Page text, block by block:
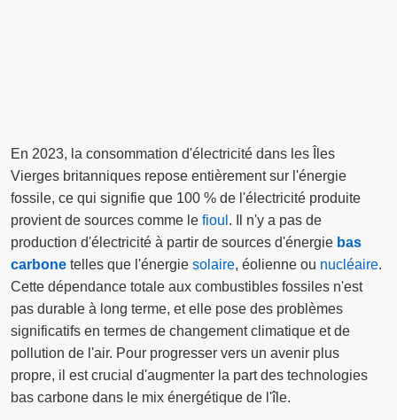
En 2023, la consommation d'électricité dans les Îles
Vierges britanniques repose entièrement sur l'énergie
fossile, ce qui signifie que 100 % de l'électricité produite
provient de sources comme le fioul . Il n'y a pas de
production d'électricité à partir de sources d'énergie bas
carbone telles que l'énergie solaire, éolienne ou nucléaire.
Cette dépendance totale aux combustibles fossiles n'est
pas durable à long terme, et elle pose des problèmes
significatifs en termes de changement climatique et de
pollution de l'air. Pour progresser vers un avenir plus
propre, il est crucial d'augmenter la part des technologies
bas carbone dans le mix énergétique de l'île.